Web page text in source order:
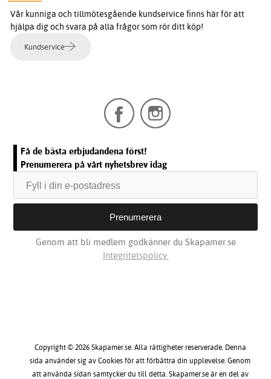
Vår kunniga och tillmötesgående kundservice finns här för att
hjälpa dig och svara på alla frågor som rör ditt köp!
Kundservice
Få de bästa erbjudandena först!
Prenumerera på vårt nyhetsbrev idag
Genom att bli medlem godkänner du Skapamer.se
Integritetspolicy.
Copyright © 2026 Skapamer.se. Alla rättigheter reserverade. Denna
sida använder sig av Cookies för att förbättra din upplevelse. Genom
att använda sidan samtycker du till detta. Skapamer.se är en del av